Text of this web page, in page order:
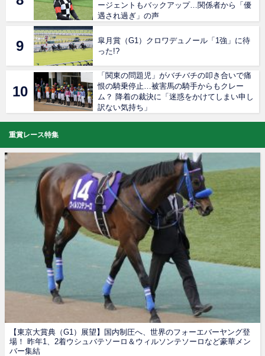
ージェントもバックアップ…関係者から「優
遇され過ぎ」の声
皐月賞（G1）クロワデュノール「1強」に待
った!?
「関東の問題児」がバチバチの叩き合いで痛
恨の騎乗停止…被害馬の騎手からもクレー
ム？ 降着の裁決に「迷惑をかけてしまい申し
訳ない気持ち」
重賞レース特集
【東京大賞典（G1）展望】国内制圧へ、世界のフォーエバーヤング登
場！ 昨年1、2着ウシュバテソーロ＆ウィルソンテソーロなど豪華メン
バー集結